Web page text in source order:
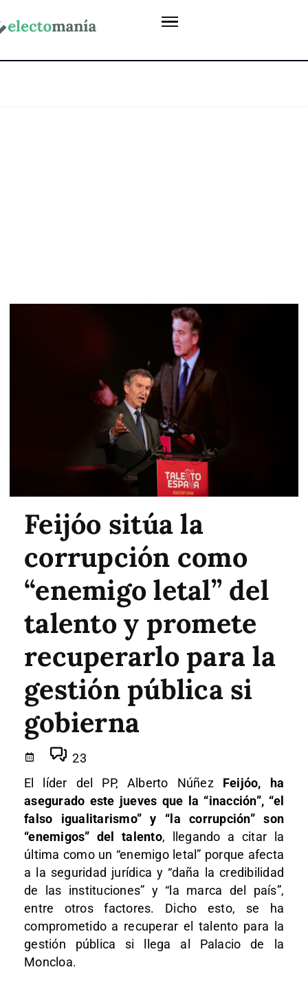
Feijóo sitúa la
corrupción como
“enemigo letal” del
talento y promete
recuperarlo para la
gestión pública si
gobierna
23
El líder del PP, Alberto Núñez Feijóo, ha
asegurado este jueves que la “inacción”, “el
falso igualitarismo” y “la corrupción” son
“enemigos” del talento, llegando a citar la
última como un “enemigo letal” porque afecta
a la seguridad jurídica y “daña la credibilidad
de las instituciones” y “la marca del país”,
entre otros factores. Dicho esto, se ha
comprometido a recuperar el talento para la
gestión pública si llega al Palacio de la
Moncloa.